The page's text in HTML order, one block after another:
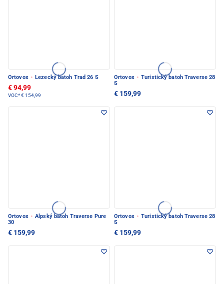
Ortovox · Lezecký batoh Trad 26 S
€ 94,99
VOC*€ 154,99
Ortovox · Turistický batoh Traverse 28
S
€ 159,99
Ortovox · Alpský batoh Traverse Pure
30
€ 159,99
Ortovox · Turistický batoh Traverse 28
S
€ 159,99